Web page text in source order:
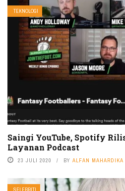
TEKNOLOGI
Saingi YouTube, Spotify
Layanan Podcast
23 JULI 2020 BY ALFAN MAHARDIKA